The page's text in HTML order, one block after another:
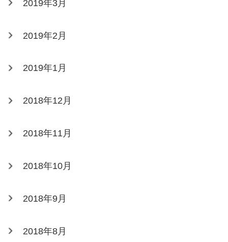
2019年3月
2019年2月
2019年1月
2018年12月
2018年11月
2018年10月
2018年9月
2018年8月